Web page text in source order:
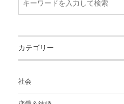
カテゴリー
社会